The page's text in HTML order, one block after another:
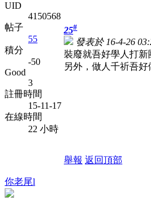
UID
4150568
帖子
55
積分
-50
Good
3
註冊時間
15-11-17
在線時間
22 小時
25#
發表於 16-4-26
裝廢就吾好學人打新
另外，做人千祈吾好
舉報 返回頂部
你老尾l